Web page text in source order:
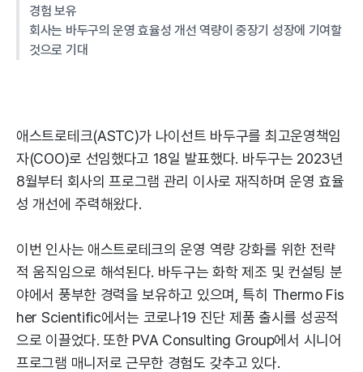
경험 보유
회사는 바두구의 운영 효율성 개선 역량이 중장기 성장에 기여할
것으로 기대
애스트로테크(ASTC)가 나이선트 바두구를 최고운영책임
자(COO)로 선임했다고 18일 발표했다. 바두구는 2023년
8월부터 회사의 프로그램 관리 이사로 재직하며 운영 효율
성 개선에 주력해왔다.
이번 인사는 애스트로테크의 운영 역량 강화를 위한 전략
적 움직임으로 해석된다. 바두구는 화학 제조 및 컨설팅 분
야에서 풍부한 경력을 보유하고 있으며, 특히 Thermo Fis
her Scientific에서는 코로나19 진단 제품 출시를 성공적
으로 이끌었다. 또한 PVA Consulting Group에서 시니어
프로그램 매니저로 근무한 경험도 갖추고 있다.